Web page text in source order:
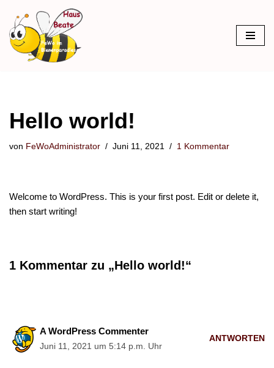
Zum
Inhalt
springen
Hello world!
von FeWoAdministrator Juni 11, 2021 1 Kommentar
Welcome to WordPress. This is your first post. Edit or delete it,
then start writing!
1 Kommentar zu „Hello world!“
A WordPress Commenter
Juni 11, 2021 um 5:14 p.m. Uhr
ANTWORTEN